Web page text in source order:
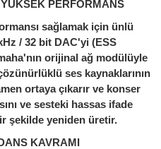
PERFORMANS
sağlamak için ünlü
/ 32 bit DAC'yi (ESS
orijinal ağ modülüyle
ses kaynaklarının
ortaya çıkarır ve konser
ve sesteki hassas ifade
şekilde yeniden üretir.
KAVRAMI